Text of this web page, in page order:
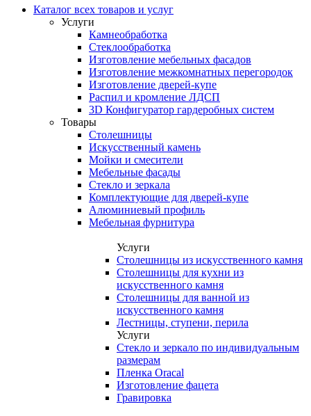
Каталог всех товаров и услуг
Услуги
Камнеобработка
Стеклообработка
Изготовление мебельных фасадов
Изготовление межкомнатных перегородок
Изготовление дверей-купе
Распил и кромление ЛДСП
3D Конфигуратор гардеробных систем
Товары
Столешницы
Искусственный камень
Мойки и смесители
Мебельные фасады
Стекло и зеркала
Комплектующие для дверей-купе
Алюминиевый профиль
Мебельная фурнитура
Услуги
Столешницы из искусственного камня
Столешницы для кухни из
искусственного камня
Столешницы для ванной из
искусственного камня
Лестницы, ступени, перила
Услуги
Стекло и зеркало по индивидуальным
размерам
Пленка Oracal
Изготовление фацета
Гравировка